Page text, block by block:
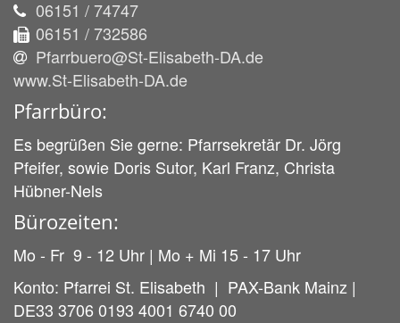
06151 / 74747
06151 / 732586
Pfarrbuero@St-Elisabeth-DA.de
www.St-Elisabeth-DA.de
Pfarrbüro:
Es begrüßen Sie gerne: Pfarrsekretär Dr. Jörg
Pfeifer, sowie Doris Sutor, Karl Franz, Christa
Hübner-Nels
Bürozeiten:
Mo - Fr 9 - 12 Uhr | Mo + Mi 15 - 17 Uhr
Konto: Pfarrei St. Elisabeth | PAX-Bank Mainz |
DE33 3706 0193 4001 6740 00